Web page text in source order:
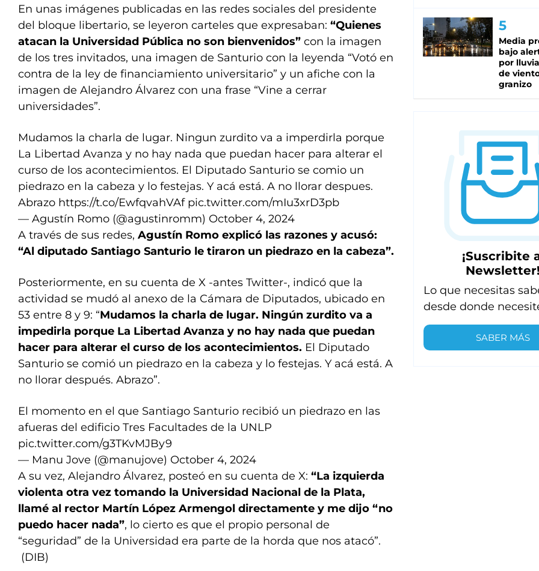
En unas imágenes publicadas en las redes sociales del presidente
del bloque libertario, se leyeron carteles que expresaban: “Quienes
atacan la Universidad Pública no son bienvenidos” con la imagen
de los tres invitados, una imagen de Santurio con la leyenda “Votó en
contra de la ley de financiamiento universitario” y un afiche con la
imagen de Alejandro Álvarez con una frase “Vine a cerrar
universidades”.
Mudamos la charla de lugar. Ningun zurdito va a imperdirla porque
La Libertad Avanza y no hay nada que puedan hacer para alterar el
curso de los acontecimientos. El Diputado Santurio se comio un
piedrazo en la cabeza y lo festejas. Y acá está. A no llorar despues.
Abrazo https://t.co/EwfqvahVAf pic.twitter.com/mIu3xrD3pb
— Agustín Romo (@agustinromm) October 4, 2024
A través de sus redes, Agustín Romo explicó las razones y acusó:
“Al diputado Santiago Santurio le tiraron un piedrazo en la cabeza”.
Posteriormente, en su cuenta de X -antes Twitter-, indicó que la
actividad se mudó al anexo de la Cámara de Diputados, ubicado en
53 entre 8 y 9: “Mudamos la charla de lugar. Ningún zurdito va a
impedirla porque La Libertad Avanza y no hay nada que puedan
hacer para alterar el curso de los acontecimientos. El Diputado
Santurio se comió un piedrazo en la cabeza y lo festejas. Y acá está. A
no llorar después. Abrazo”.
El momento en el que Santiago Santurio recibió un piedrazo en las
afueras del edificio Tres Facultades de la UNLP
pic.twitter.com/g3TKvMJBy9
— Manu Jove (@manujove) October 4, 2024
A su vez, Alejandro Álvarez, posteó en su cuenta de X: “La izquierda
violenta otra vez tomando la Universidad Nacional de la Plata,
llamé al rector Martín López Armengol directamente y me dijo “no
puedo hacer nada”, lo cierto es que el propio personal de
“seguridad” de la Universidad era parte de la horda que nos atacó”.
(DIB)
Media
bajo
por
de
granizo
¡Suscribite
Newsletter!
Lo que necesitas
desde donde
SABER MÁS